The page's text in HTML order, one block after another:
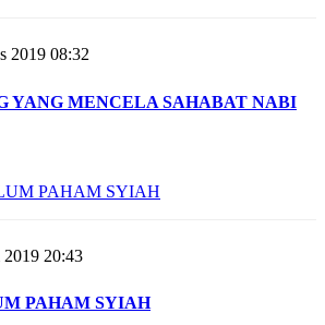
2019 08:32
YANG MENCELA SAHABAT NABI
2019 20:43
PAHAM SYIAH